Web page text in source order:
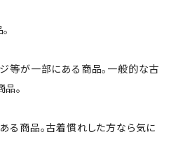
等が一部にある商品。一般的な古
。
る商品。古着慣れした方なら気に